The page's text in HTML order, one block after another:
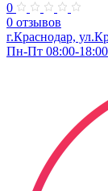
0
0 отзывов
г.Краснодар,
Пн-Пт 08:00-18:00